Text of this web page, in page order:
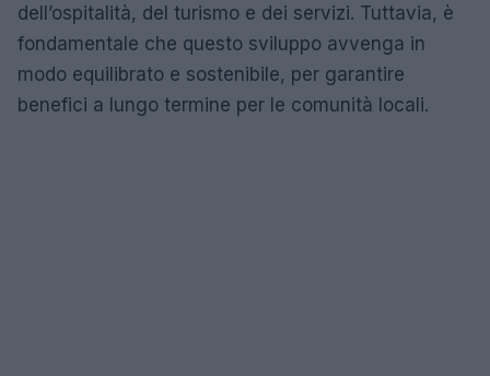
dell’ospitalità, del turismo e dei servizi. Tuttavia, è
fondamentale che questo sviluppo avvenga in
modo equilibrato e sostenibile, per garantire
benefici a lungo termine per le comunità locali.